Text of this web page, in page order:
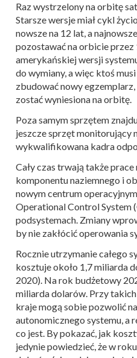
Raz wystrzelony na orbitę
Starsze wersje miał cykl
nowsze na 12 lat, a
pozostawać na orbicie przez
amerykańskiej wersji
do wymiany, a więc ktoś
zbudować nowy
zostać wyniesiona na orbitę.
Poza samym sprzętem
jeszcze sprzęt monitorujący
wykwalifikowana kadra
Cały czas trwają także
komponentu naziemnego i
nowym centrum
Operational Control System
podsystemach. Zmiany
by nie zakłócić operowania
Rocznie utrzymanie całego
kosztuje około 1,7 miliarda
2020). Na rok budżetowy
miliarda dolarów. Przy
kraje mogą sobie pozwolić
autonomicznego systemu, a
co jest. By pokazać, jak
jedynie powiedzieć, że w